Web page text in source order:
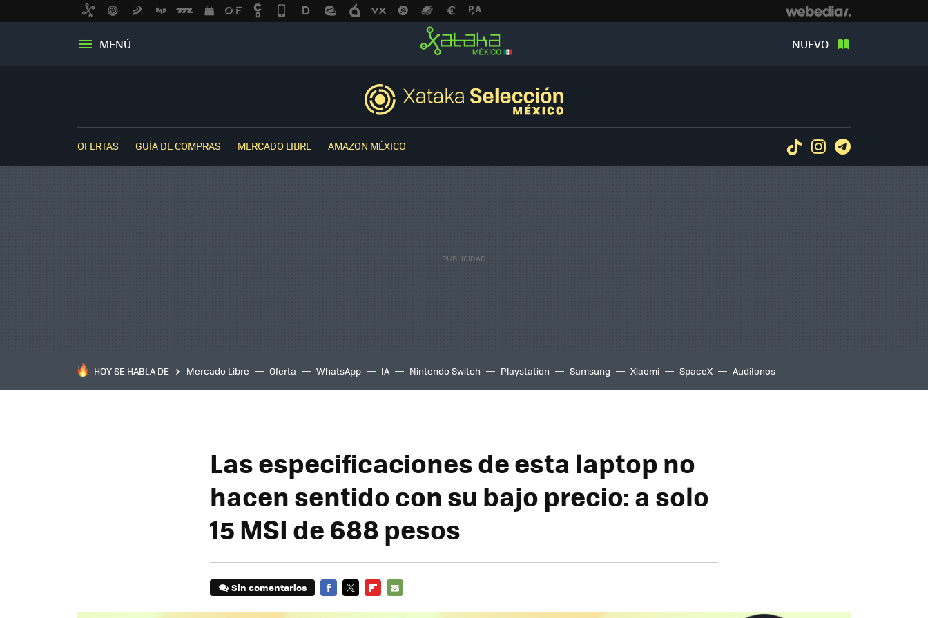
MENÚ NUEVO
OFERTAS GUÍA DE COMPRAS MERCADO LIBRE AMAZON MÉXICO TiktokInstagram
HOY SE HABLA DE Mercado Libre Oferta WhatsApp IA Nintendo Switch Playstation Samsung Xiaomi SpaceX Audífonos
Las especificaciones de esta laptop no
hacen sentido con su bajo precio: a solo
15 MSI de 688 pesos
Sin comentarios